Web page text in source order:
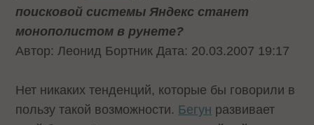
поисковой системы Яндекс станет
монополистом в рунете?
Автор: Леонид Бортник Дата: 20.03.2007 19:17
Нет никаких тенденций, которые бы говорили в
пользу такой возможности. Бегун развивает